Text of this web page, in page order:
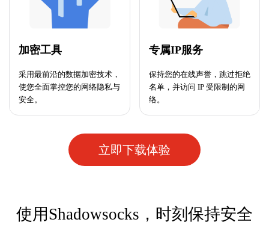
加密工具
采用最前沿的数据加密技术，
使您全面掌控您的网络隐私与
安全。
专属IP服务
保持您的在线声誉，跳过拒绝
名单，并访问 IP 受限制的网
络。
立即下载体验
使用Shadowsocks，时刻保持安全